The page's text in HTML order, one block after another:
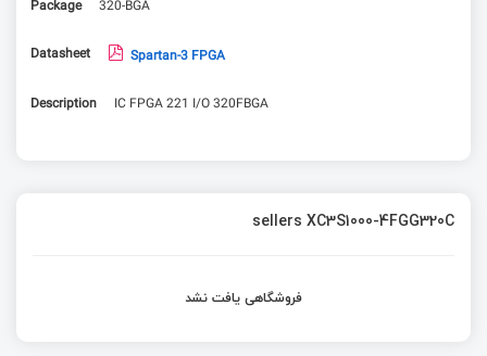
Package 320-BGA
Datasheet Spartan-3 FPGA
Description IC FPGA 221 I/O 320FBGA
sellers XC3S1000-4FGG320C
فروشگاهی یافت نشد